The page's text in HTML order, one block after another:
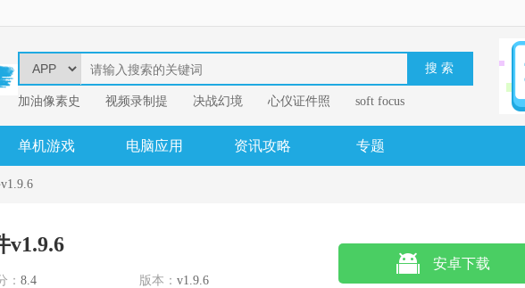
加油像素史 视频录制提 决战幻境 心仪证件照
soft focus
幂果音频格
单机游戏 电脑应用 资讯攻略 专题
v1.9.6
： 8.4 版本： v1.9.6
安卓下载